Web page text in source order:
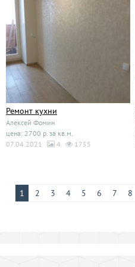
Ремонт кухни
Алексей Фомин
цена: 2700 р. за кв.м.
07.04.2021
4 1755
1 2 3 4 5 6 7 8